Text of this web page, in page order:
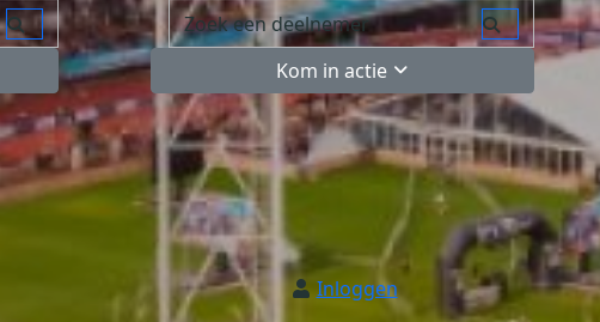
Kom in actie
Inloggen